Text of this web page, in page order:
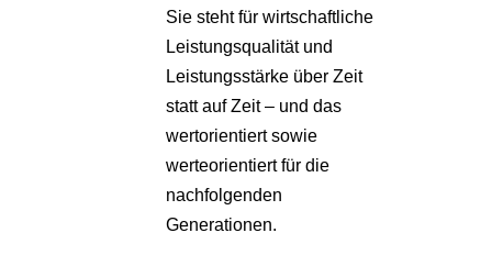
Sie steht für wirtschaftliche
Leistungsqualität und
Leistungsstärke über Zeit
statt auf Zeit – und das
wertorientiert sowie
werteorientiert für die
nachfolgenden
Generationen.